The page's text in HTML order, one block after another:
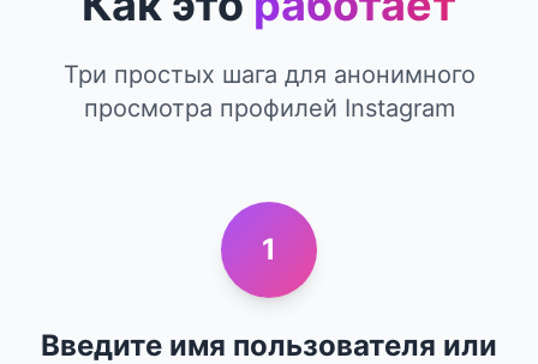
Три простых шага для анонимного
просмотра профилей Instagram
1
Введите имя пользователя или